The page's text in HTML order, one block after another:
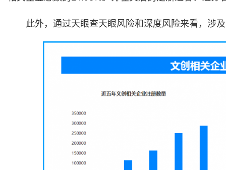
此外，通过天眼查天眼风险和深度风险来看，涉